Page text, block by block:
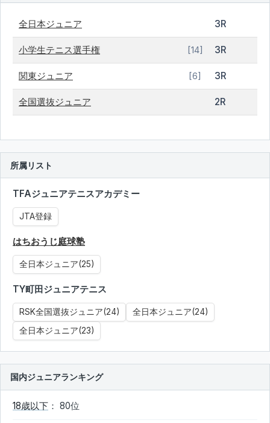
全日本ジュニア 3R
小学生テニス選手権 [14] 3R
関東ジュニア [6] 3R
全国選抜ジュニア 2R
所属リスト
TFAジュニアテニスアカデミー
JTA登録
はちおうじ庭球塾
全日本ジュニア(25)
TY町田ジュニアテニス
RSK全国選抜ジュニア(24)
全日本ジュニア(24)
全日本ジュニア(23)
国内ジュニアランキング
18歳以下 ： 80位